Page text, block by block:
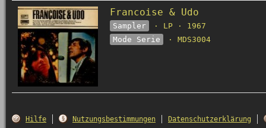
Francoise & Udo
Sampler
· LP · 1967
Mode Serie
· MDS3004
Hilfe Nutzungsbestimmungen Datenschutzerklärung